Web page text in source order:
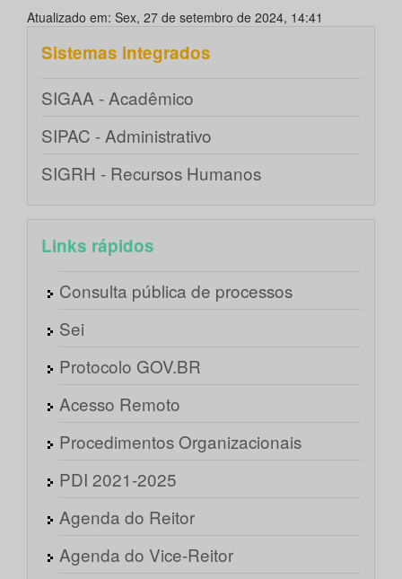
Atualizado em: Sex, 27 de setembro de 2024, 14:41
Sistemas integrados
SIGAA - Acadêmico
SIPAC - Administrativo
SIGRH - Recursos Humanos
Links rápidos
Consulta pública de processos
Sei
Protocolo GOV.BR
Acesso Remoto
Procedimentos Organizacionais
PDI 2021-2025
Agenda do Reitor
Agenda do Vice-Reitor